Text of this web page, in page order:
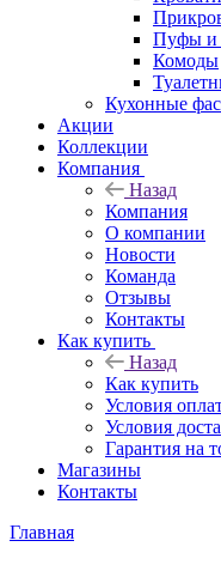
Пуфы и
Комоды
Кухонные
Акции
Коллекции
Компания
Назад
Компания
О компании
Новости
Команда
Отзывы
Контакты
Как купить
Назад
Как купить
Условия
Условия
Гарантия на
Магазины
Контакты
Главная